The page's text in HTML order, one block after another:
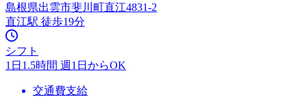
島根県出雲市斐川町直江4831-2
直江駅 徒歩19分
シフト
1日1.5時間 週1日からOK
交通費支給